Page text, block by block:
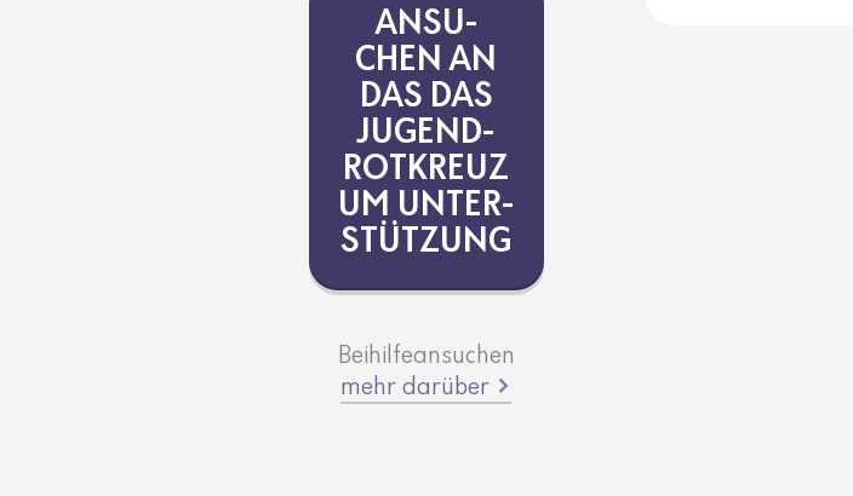
ANSU­
CHEN AN
DAS DAS
JUGEND­
ROT­KREUZ
UM UNTER­
STÜT­ZUNG
Beihilfeansuchen
mehr darüber